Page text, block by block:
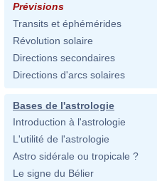
Prévisions
Transits et éphémérides
Révolution solaire
Directions secondaires
Directions d'arcs solaires
Bases de l'astrologie
Introduction à l'astrologie
L'utilité de l'astrologie
Astro sidérale ou tropicale ?
Le signe du Bélier